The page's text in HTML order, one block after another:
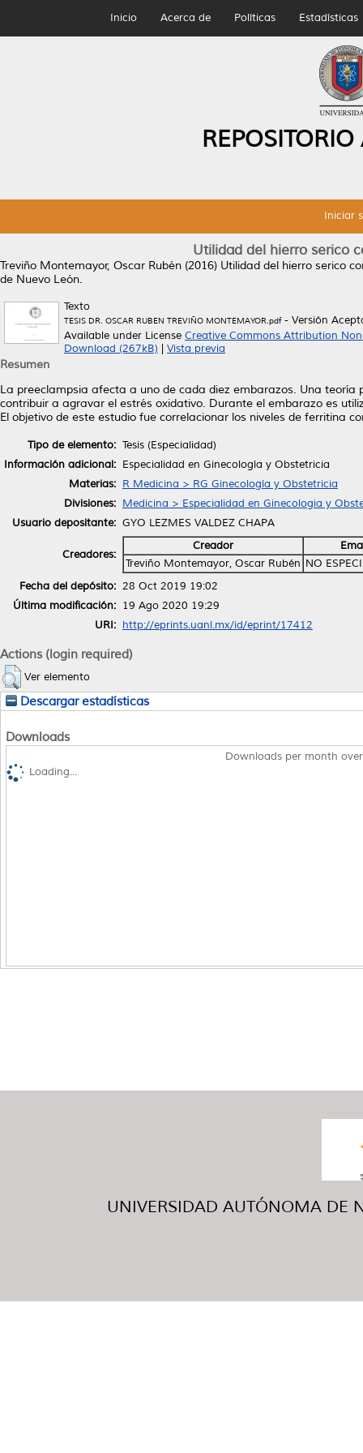
Inicio Acerca de Políticas Estadísticas
Iniciar
Utilidad del hierro serico
Treviño Montemayor, Oscar Rubén (2016) Utilidad del hierro serico
de Nuevo León.
Texto
TESIS DR. OSCAR RUBEN TREVIÑO MONTEMAYOR.pdf- Versión
Available under License Creative Commons Attribution
Download (267kB)
Vista previa
Resumen
La preeclampsia afecta a uno de cada diez embarazos. Una teoría
contribuir a agravar el estrés oxidativo. Durante el embarazo es
El objetivo de este estudio fue correlacionar los niveles de ferritina
Tipo de elemento: Tesis (Especialidad)
Información adicional: Especialidad en Ginecología y Obstetricia
Materias: R Medicina > RG Ginecología y Obstetricia
Divisiones: Medicina > Especialidad en Ginecologia y
Usuario depositante: GYO LEZMES VALDEZ CHAPA
Creadores:
Creador
Treviño Montemayor, Oscar Rubén NO
Fecha del depósito: 28 Oct 2019 19:02
Última modificación: 19 Ago 2020 19:29
URI: http://eprints.uanl.mx/id/eprint/17412
Actions (login required)
Ver elemento
Descargar estadísticas
Downloads
Downloads per month
Loading...
UNIVERSIDAD AUTÓNOMA DE